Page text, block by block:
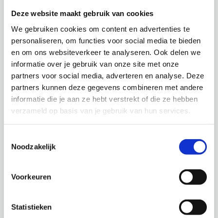
Deze website maakt gebruik van cookies
We gebruiken cookies om content en advertenties te
personaliseren, om functies voor social media te bieden
en om ons websiteverkeer te analyseren. Ook delen we
informatie over je gebruik van onze site met onze
partners voor social media, adverteren en analyse. Deze
partners kunnen deze gegevens combineren met andere
informatie die je aan ze hebt verstrekt of die ze hebben
verzameld op basis van je gebruik van hun services.
Noodzakelijk
Voorkeuren
Statistieken
Leibomen op maat
Windvanger, dakboom om in de schaduw te kunnen zitten,
inkijkbeperking. De leiboom heeft veel functies. In ons
assortiment vind je bladverliezende én groenblijvende
varianten. We streven naar een leirek dat minimaal 75%
gevuld is. Zo garanderen wij de kwaliteit van onze
jaarrond. Heb je een speciale afmeting nodig? Ook dat is
voor je. Ideaal voor een strakke bomenlijn bij een aflopende